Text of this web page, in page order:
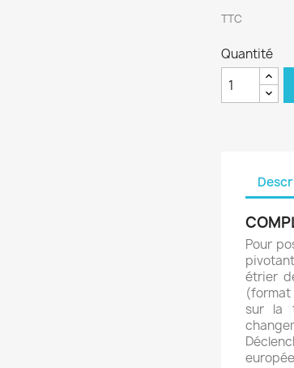
TTC
Quantité
Pour
étrier
(format
sur la